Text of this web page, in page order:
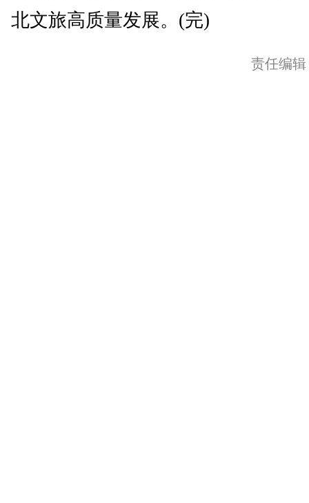
北文旅高质量发展。(完)
责任编